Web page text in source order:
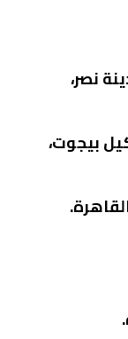
بوابة 7، مدينة نصر،
بيجوت،